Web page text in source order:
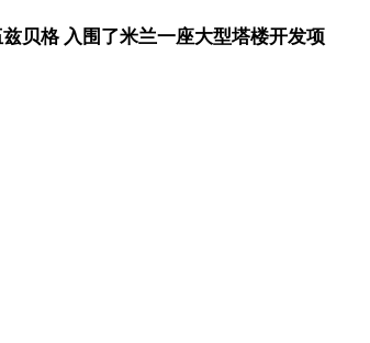
格 入围了米兰一座大型塔楼开发项